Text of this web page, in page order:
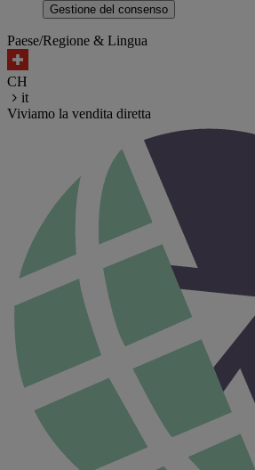
Gestione del consenso
Paese/Regione & Lingua
CH
it
Viviamo la vendita diretta